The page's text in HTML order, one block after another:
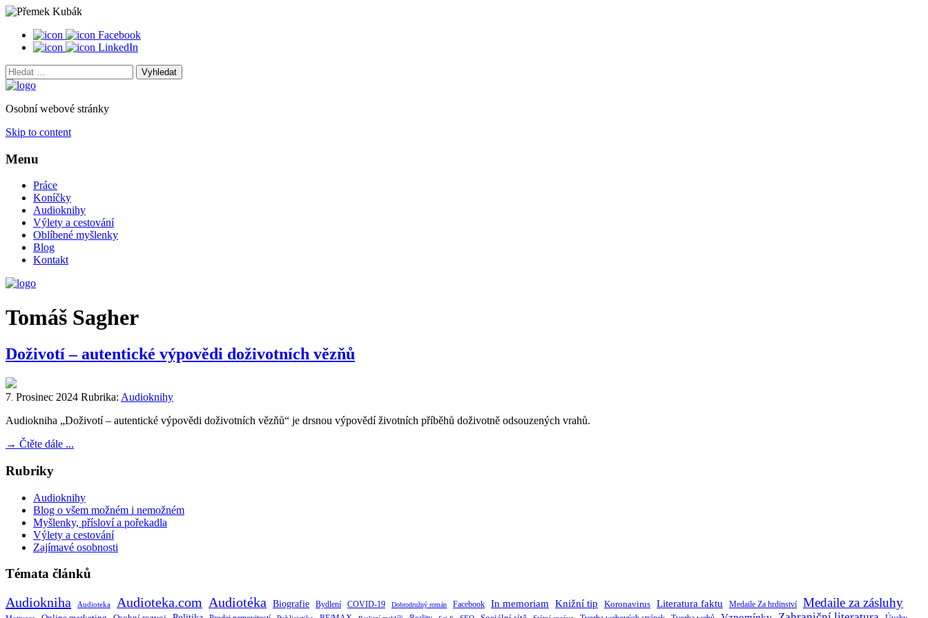
Facebook
LinkedIn
Vyhledat:
Osobní webové stránky
Skip to content
Menu
Práce
Koníčky
Audioknihy
Výlety a cestování
Oblíbené myšlenky
Blog
Kontakt
Tomáš Sagher
Doživotí – autentické výpovědi doživotních vězňů
7. Prosinec 2024 Rubrika: Audioknihy
Audiokniha „Doživotí – autentické výpovědi doživotních vězňů“ je drsnou výpovědí životních příběhů doživotně odsouzených vrahů.
→ Čtěte dále ...
Rubriky
Audioknihy
Blog o všem možném i nemožném
Myšlenky, přísloví a pořekadla
Výlety a cestování
Zajímavé osobnosti
Témata článků
Audiokniha Audioteka Audioteka.com Audiotéka Biografie Bydlení COVID-19 Dobrodružný román Facebook In memoriam Knižní tip Koronavirus Literatura faktu Medaile Za hrdinství Medaile za zásluhy